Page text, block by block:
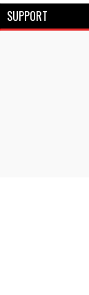
SUPPORT